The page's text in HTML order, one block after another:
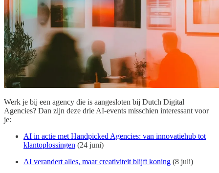
Werk je bij een agency die is aangesloten bij Dutch Digital
Agencies? Dan zijn deze drie AI-events misschien interessant voor
je:
AI in actie met Handpicked Agencies: van innovatiehub tot
klantoplossingen (24 juni)
AI verandert alles, maar creativiteit blijft koning (8 juli)